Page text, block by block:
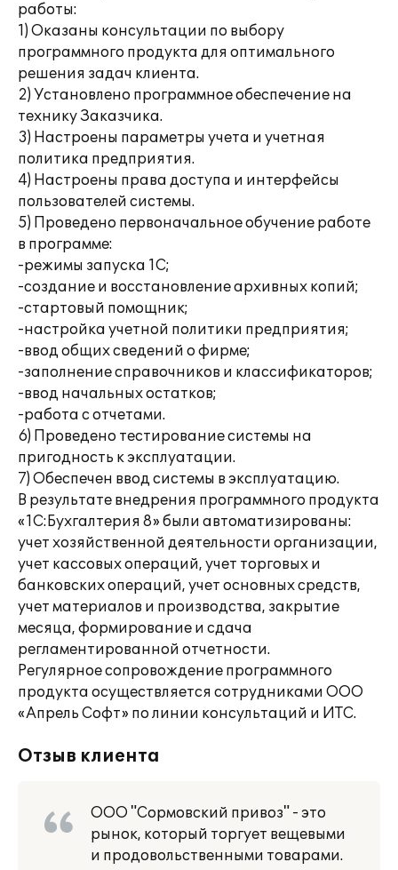
работы:
1) Оказаны консультации по выбору
программного продукта для оптимального
решения задач клиента.
2) Установлено программное обеспечение на
технику Заказчика.
3) Настроены параметры учета и учетная
политика предприятия.
4) Настроены права доступа и интерфейсы
пользователей системы.
5) Проведено первоначальное обучение работе
в программе:
-режимы запуска 1С;
-создание и восстановление архивных копий;
-стартовый помощник;
-настройка учетной политики предприятия;
-ввод общих сведений о фирме;
-заполнение справочников и классификаторов;
-ввод начальных остатков;
-работа с отчетами.
6) Проведено тестирование системы на
пригодность к эксплуатации.
7) Обеспечен ввод системы в эксплуатацию.
В результате внедрения программного продукта
«1С:Бухгалтерия 8» были автоматизированы:
учет хозяйственной деятельности организации,
учет кассовых операций, учет торговых и
банковских операций, учет основных средств,
учет материалов и производства, закрытие
месяца, формирование и сдача
регламентированной отчетности.
Регулярное сопровождение программного
продукта осуществляется сотрудниками ООО
«Апрель Софт» по линии консультаций и ИТС.
Отзыв клиента
ООО "Сормовский привоз" - это
рынок, который торгует вещевыми
и продовольственными товарами.